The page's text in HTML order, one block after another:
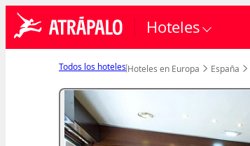
Hoteles
Todos los hoteles Hoteles en Europa España